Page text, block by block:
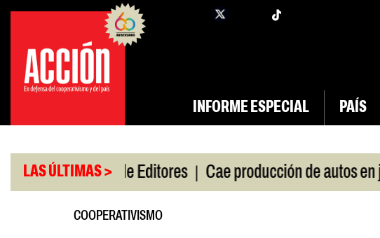
Saltar
contenido
facebook
INFORME ESPECIAL PAÍS
LAS ÚLTIMAS >
gira | Feria de Editores | Cae producción de autos en julio
COOPERATIVISMO